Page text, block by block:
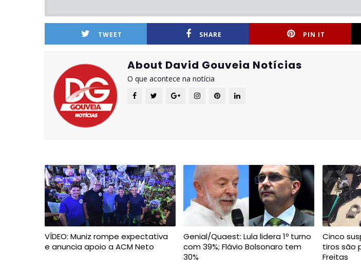
TWEET SHARE PIN IT
About David Gouveia Notícias
O que acontece na notícia
VÍDEO: Muniz rompe expectativa
e anuncia apoio a ACM Neto
Genial/Quaest: Lula lidera 1º turno
com 39%; Flávio Bolsonaro tem
30%
Cinco
tiros são
Freitas